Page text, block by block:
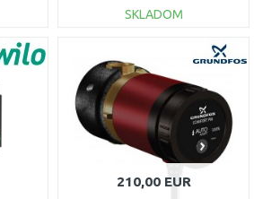
SKLADOM
Porovnať
210,00 EUR